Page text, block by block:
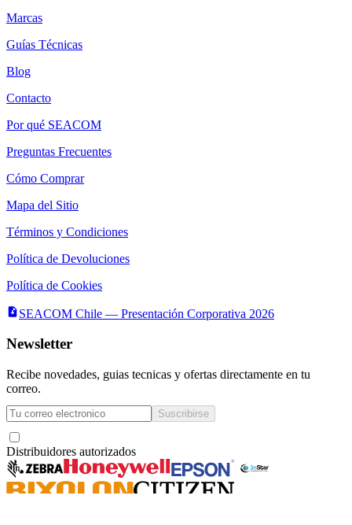
Marcas
Guías Técnicas
Blog
Contacto
Por qué SEACOM
Preguntas Frecuentes
Cómo Comprar
Mapa del Sitio
Términos y Condiciones
Política de Devoluciones
Política de Cookies
SEACOM Chile — Presentación Corporativa 2026
Newsletter
Recibe novedades, guias tecnicas y ofertas directamente en tu
correo.
Suscribirse
Distribuidores autorizados